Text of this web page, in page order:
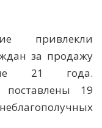
привлекли
за продажу
21 года.
19